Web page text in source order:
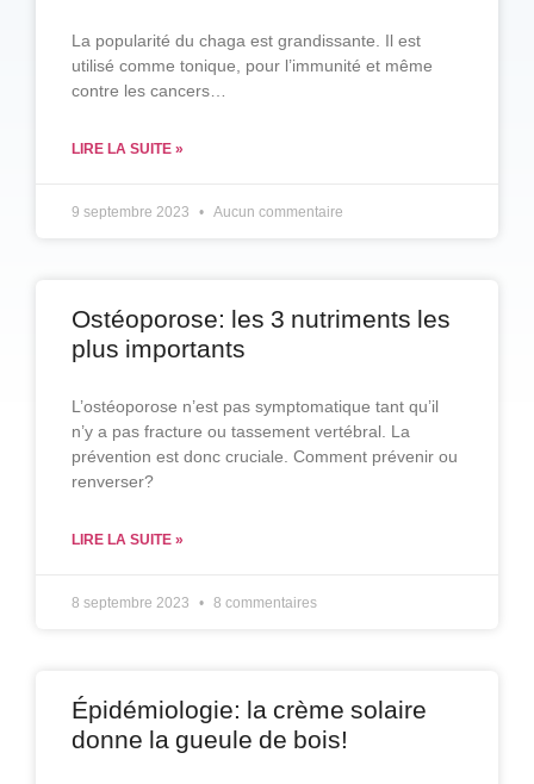
La popularité du chaga est grandissante. Il est
utilisé comme tonique, pour l’immunité et même
contre les cancers…
LIRE LA SUITE »
9 septembre 2023 Aucun commentaire
Ostéoporose: les 3 nutriments les
plus importants
L’ostéoporose n’est pas symptomatique tant qu’il
n’y a pas fracture ou tassement vertébral. La
prévention est donc cruciale. Comment prévenir ou
renverser?
LIRE LA SUITE »
8 septembre 2023 8 commentaires
Épidémiologie: la crème solaire
donne la gueule de bois!